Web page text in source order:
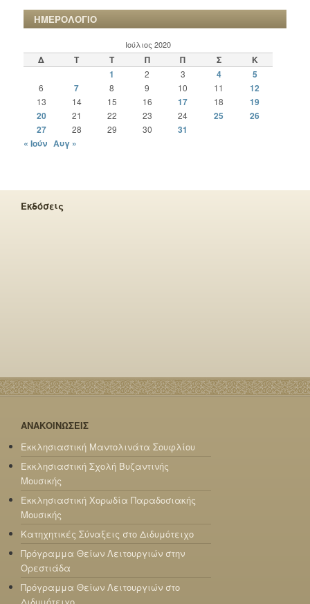
ΗΜΕΡΟΛΟΓΙΟ
Ιούλιος 2020
Δ Τ Τ Π Π Σ
Κ
1
2 3 4 5
6 7 8 9 10 11 12
13 14 15 16 17 18
19
20
21 22 23 24 25
26
27
28 29 30
31
« Ιούν Αυγ »
Εκδόσεις
ΑΝΑΚΟΙΝΩΣΕΙΣ
Εκκλησιαστική Μαντολινάτα Σουφλίου
Εκκλησιαστική Σχολή Βυζαντινής
Μουσικής
Εκκλησιαστική Χορωδία Παραδοσιακής
Μουσικής
Κατηχητικές Σύναξεις στο Διδυμότειχο
Πρόγραμμα Θείων Λειτουργιών στην
Ορεστιάδα
Πρόγραμμα Θείων Λειτουργιών στο